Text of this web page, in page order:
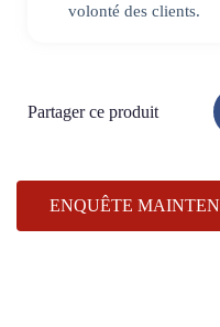
volonté des clients.
Partager ce produit
ENQUÊTE